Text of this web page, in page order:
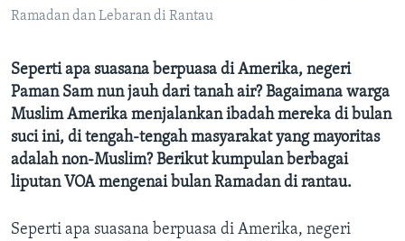
Ramadan dan Lebaran di Rantau
Seperti apa suasana berpuasa di Amerika, negeri
Paman Sam nun jauh dari tanah air? Bagaimana warga
Muslim Amerika menjalankan ibadah mereka di bulan
suci ini, di tengah-tengah masyarakat yang mayoritas
adalah non-Muslim? Berikut kumpulan berbagai
liputan VOA mengenai bulan Ramadan di rantau.
Seperti apa suasana berpuasa di Amerika, negeri